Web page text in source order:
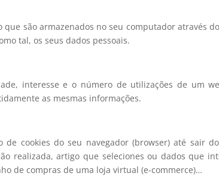
que são armazenados no seu computador através
tal, os seus dados pessoais.
interesse e o número de utilizações de um
as mesmas informações.
cookies do seu navegador (browser) até sair
realizada, artigo que seleciones ou dados que
de compras de uma loja virtual (e-commerce)…